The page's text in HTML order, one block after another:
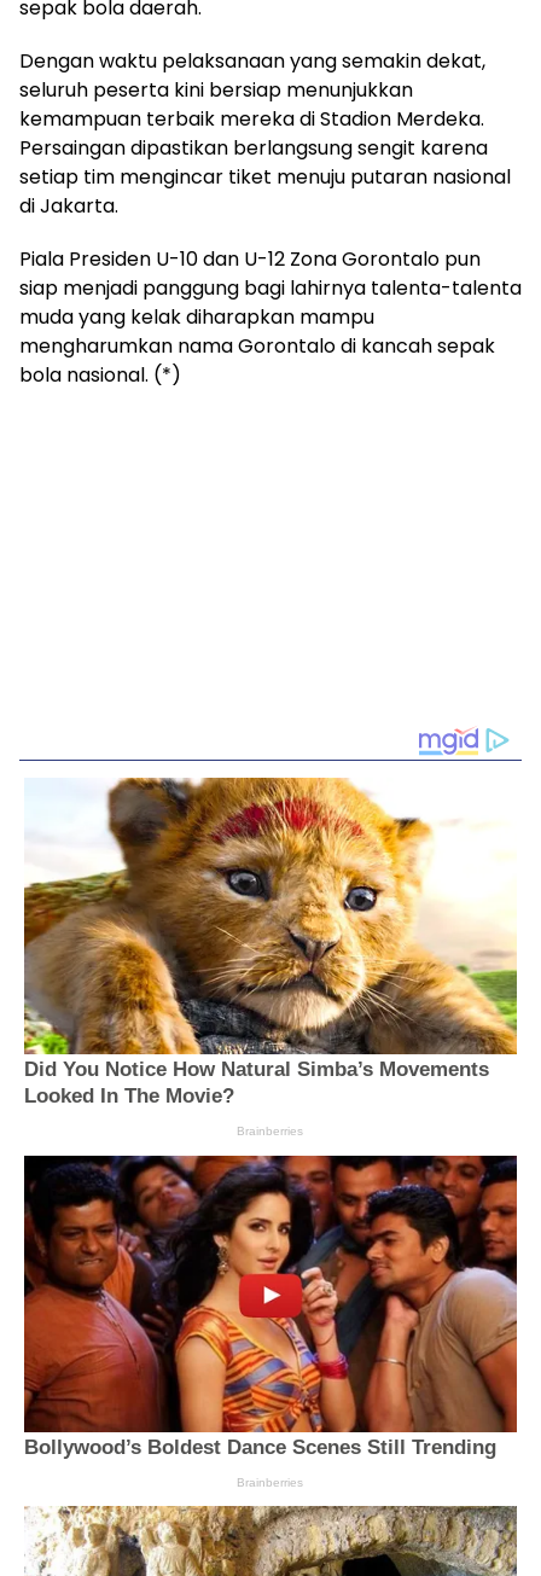
sepak bola daerah.
Dengan waktu pelaksanaan yang semakin dekat,
seluruh peserta kini bersiap menunjukkan
kemampuan terbaik mereka di Stadion Merdeka.
Persaingan dipastikan berlangsung sengit karena
setiap tim mengincar tiket menuju putaran nasional
di Jakarta.
Piala Presiden U-10 dan U-12 Zona Gorontalo pun
siap menjadi panggung bagi lahirnya talenta-talenta
muda yang kelak diharapkan mampu
mengharumkan nama Gorontalo di kancah sepak
bola nasional. (*)